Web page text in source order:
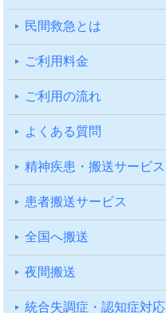
⺠間救急とは
ご利⽤料⾦
ご利⽤の流れ
よくある質問
精神疾患・搬送サービス
患者搬送サービス
全国へ搬送
夜間搬送
統合失調症・認知症対応